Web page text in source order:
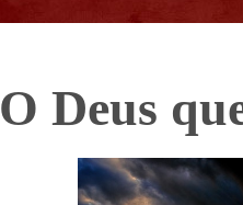
O Deus